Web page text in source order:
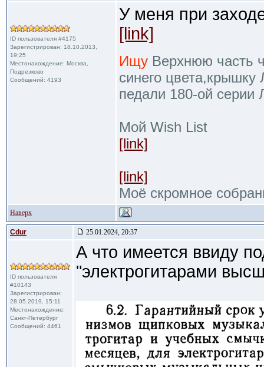
ID пользователя #4175
Зарегистрирован: 18.10.2013,
19:25
Местонахождение: Москва,
Подрезково
Сообщений: 4193
У меня при
[link]
Ищу Верхнюю часть
синего
педали 180-ой
Мой Wish List
[link]
[link]
Моё скромное
Наверх
Cdur 25.01.2024, 20:37
ID пользователя
#10143
Зарегистрирован:
28.05.2019, 15:11
Местонахождение:
Санкт-Петербург
Сообщений: 4461
А что имеется ввиду
"электрогитарами